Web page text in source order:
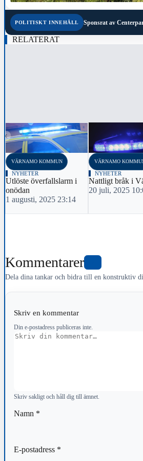
POLITISKT INNEHÅLL Sponsrat av
RELATERAT
‹
VÄRNAMO KOMMUN
NYHETER
Utlöste överfallslarm i
onödan
1 augusti, 2025 23:14
VÄRNAMO
NYHETER
Nattligt bråk i
20 juli, 2025
Kommentarer
Dela dina tankar och bidra till en konstruktiv
Skriv en kommentar
Din e-postadress publiceras inte.
Kommentar
Skriv sakligt och håll dig till ämnet.
Namn *
E-postadress *